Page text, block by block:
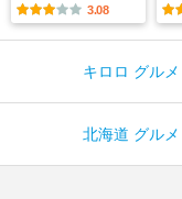
3.08
キロロ グル
北海道 グル